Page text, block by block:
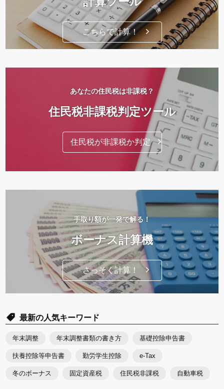
こちらで計算！
あなたの住民税は非課税？
住民税非課税判定ツール
住民税が非課税か判定
手取り額が一発で解る！
ボーナス計算機
さっそく計算！
最新の人気キーワード
年末調整 年末調整書類の書き方 基礎控除申告書
扶養控除等申告書 勤労学生控除 e-Tax
冬のボーナス 固定資産税 住民税非課税 自動車税